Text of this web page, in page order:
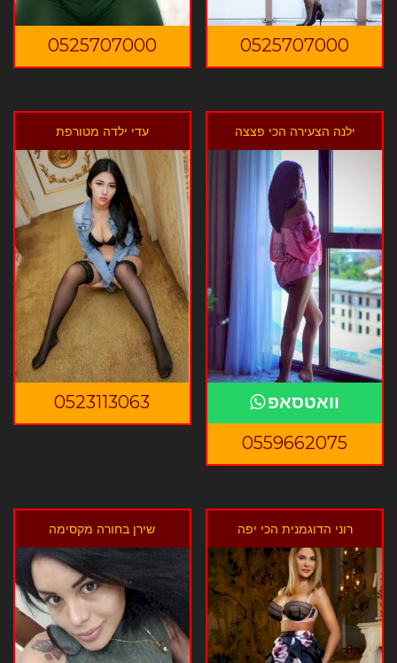
0525707000
0525707000
ילנה הצעירה הכי פצצה
וואטסאפ
0559662075
עדי ילדה מטורפת
0523113063
רוני הדוגמנית הכי יפה שירן בחורה מקסימה